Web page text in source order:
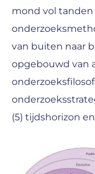
mond vol
van buiten naar
opgebouwd van
(5) tijdshorizon